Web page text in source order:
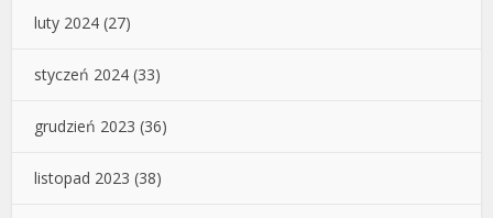
luty 2024 (27)
styczeń 2024 (33)
grudzień 2023 (36)
listopad 2023 (38)